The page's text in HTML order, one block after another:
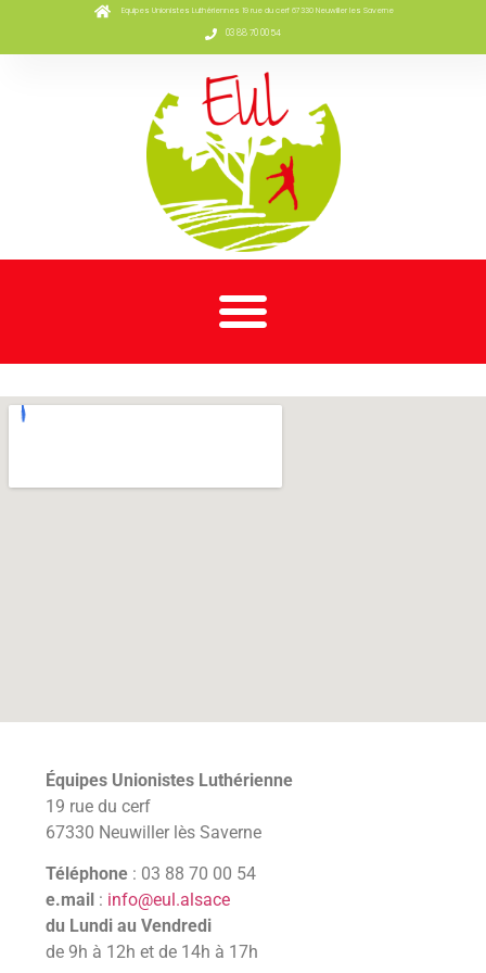
Equipes Unionistes Luthériennes 19 rue du cerf 67330 Neuwiller les Saverne
03 88 70 00 54
Équipes Unionistes Luthérienne
19 rue du cerf
67330 Neuwiller lès Saverne
Téléphone : 03 88 70 00 54
e.mail : info@eul.alsace
du Lundi au Vendredi
de 9h à 12h et de 14h à 17h